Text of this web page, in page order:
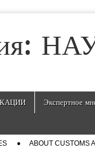
Экспертное
ABOUT CUSTOMS